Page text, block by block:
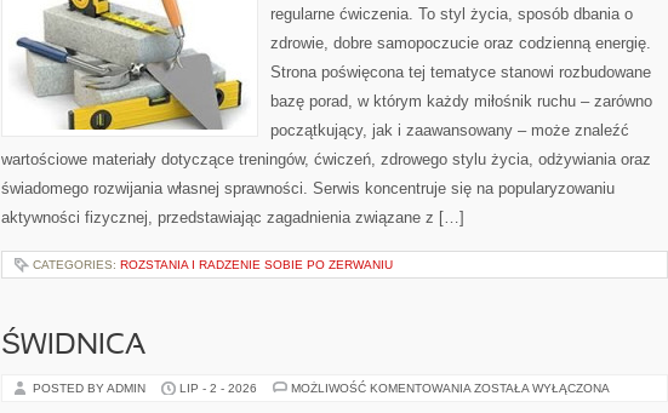
regularne ćwiczenia. To styl życia, sposób dbania o
zdrowie, dobre samopoczucie oraz codzienną energię.
Strona poświęcona tej tematyce stanowi rozbudowane
bazę porad, w którym każdy miłośnik ruchu – zarówno
początkujący, jak i zaawansowany – może znaleźć
wartościowe materiały dotyczące treningów, ćwiczeń, zdrowego stylu życia, odżywiania oraz
świadomego rozwijania własnej sprawności. Serwis koncentruje się na popularyzowaniu
aktywności fizycznej, przedstawiając zagadnienia związane z […]
CATEGORIES: ROZSTANIA I RADZENIE SOBIE PO ZERWANIU
ŚWIDNICA
POSTED BY ADMIN LIP - 2 - 2026 MOŻLIWOŚĆ KOMENTOWANIA ŚWIDNICA
ZOSTAŁA WYŁĄCZONA